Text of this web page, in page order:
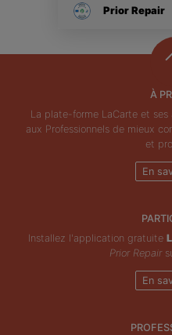
Prior Repair
À
La plate-forme LaCarte et
aux Professionnels de mieux
et
En
Installez l'application gratuite
Prior Repair
En